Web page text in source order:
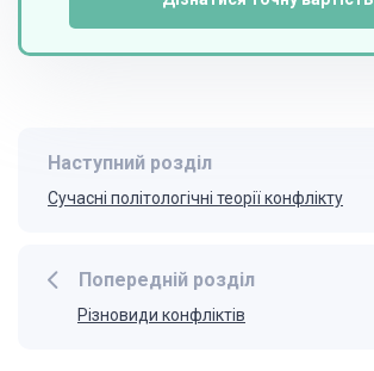
Попередній розділ
Різновиди конфліктів
Наступний розділ
Сучасні політологічні теорії конфлікту